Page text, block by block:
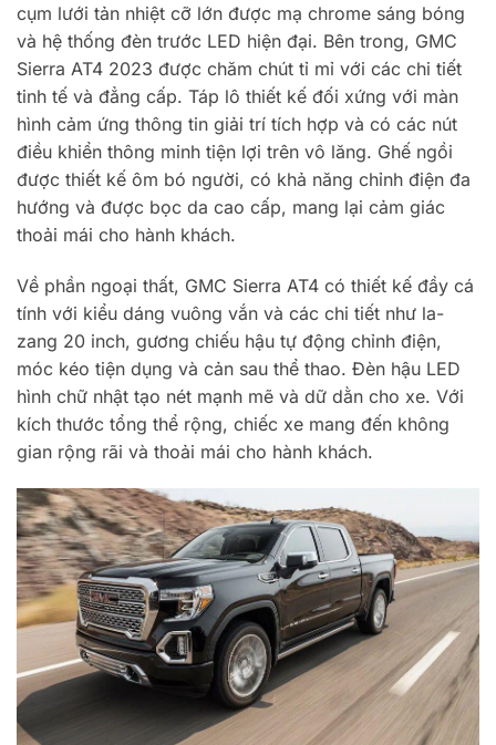
cụm lưới tản nhiệt cỡ lớn được mạ chrome sáng bóng
và hệ thống đèn trước LED hiện đại. Bên trong, GMC
Sierra AT4 2023 được chăm chút tỉ mỉ với các chi tiết
tinh tế và đẳng cấp. Táp lô thiết kế đối xứng với màn
hình cảm ứng thông tin giải trí tích hợp và có các nút
điều khiển thông minh tiện lợi trên vô lăng. Ghế ngồi
được thiết kế ôm bó người, có khả năng chỉnh điện đa
hướng và được bọc da cao cấp, mang lại cảm giác
thoải mái cho hành khách.
Về phần ngoại thất, GMC Sierra AT4 có thiết kế đầy cá
tính với kiểu dáng vuông vắn và các chi tiết như la-
zang 20 inch, gương chiếu hậu tự động chỉnh điện,
móc kéo tiện dụng và cản sau thể thao. Đèn hậu LED
hình chữ nhật tạo nét mạnh mẽ và dữ dằn cho xe. Với
kích thước tổng thể rộng, chiếc xe mang đến không
gian rộng rãi và thoải mái cho hành khách.